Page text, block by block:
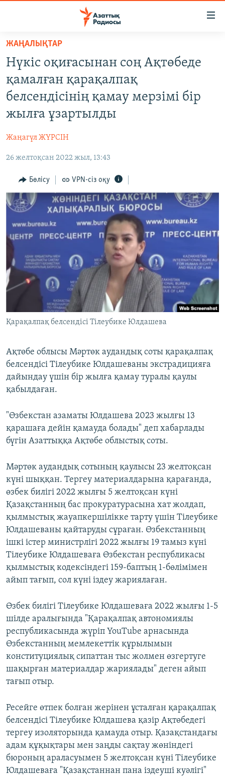
Skip
main
content
Skip
main
Skip
to
САЯСАТ
AZATTYQTV
ӘЛЕУМЕТ
ӘЛЕМ
АРНАЙЫ ЖОБАЛАР
Русский
ЖАЗЫЛЫҢЫЗ
Басқа тілдерде
ЖАҢАЛЫҚТАР
Нүкіс оқиғасынан соң Ақтөбеде
қамалған қарақалпақ
белсендісінің қамау мерзімі бір
жылға ұзартылды
Жаңагүл ЖҮРСІН
26 желтоқсан 2022 жыл, 13:43
Бөлісу VPN-сіз оқу
Қарақалпақ белсендісі Тілеубике Юлдашева
Ақтөбе облысы Мәртөк аудандық соты қарақалпақ
белсендісі Тілеубике Юлдашеваны экстрадицияға
дайындау үшін бір жылға қамау туралы қаулы
қабылдаған.
"Өзбекстан азаматы Юлдашева 2023 жылғы 13
қарашаға дейін қамауда болады" деп хабарлады
бүгін Азаттыққа Ақтөбе облыстық соты.
Мәртөк аудандық сотының қаулысы 23 желтоқсан
күні шыққан. Тергеу материалдарына қарағанда,
өзбек билігі 2022 жылғы 5 желтоқсан күні
Қазақстанның бас прокуратурасына хат жолдап,
қылмыстық жауапкершілікке тарту үшін Тілеубике
Юлдашеваны қайтаруды сұраған. Өзбекстанның
ішкі істер министрлігі 2022 жылғы 19 тамыз күні
Тілеубике Юлдашеваға Өзбекстан республикасы
қылмыстық кодексіндегі 159-баптың 1-бөлімімен
айып тағып, сол күні іздеу жариялаған.
Өзбек билігі Тілеубике Юлдашеваға 2022 жылғы 1-5
шілде аралығында "Қарақалпақ автономиялы
республикасында жүріп YouTube арнасында
Өзбекстанның мемлекеттік құрылымын
конституциялық сипаттан тыс жолмен өзгертуге
шақырған материалдар жариялады" деген айып
тағып отыр.
Ресейге өтпек болған жерінен ұсталған қарақалпақ
белсендісі Тілеубике Юлдашева қазір Ақтөбедегі
тергеу изоляторында қамауда отыр. Қазақстандағы
адам құқықтары мен заңды сақтау жөніндегі
бюроның араласуымен 5 желтоқсан күні Тілеубике
Юлдашеваға "Қазақстаннан пана іздеуші куәлігі"